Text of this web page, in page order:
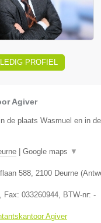
PROFIEL
Agiver
de plaats Wasmuel en in
Google maps ▼
588 2100 Deurne (
, Fax: 033260944 , BTW-nr: -
Agiver